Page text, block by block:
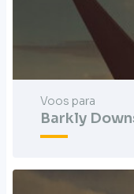
Voos para
Barkly